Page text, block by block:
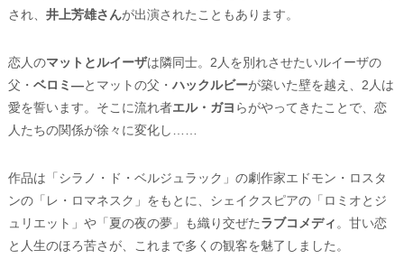
され、 井上芳雄さんが出演されたこともあります。
恋人のマットとルイーザは隣同士。2人を別れさせたいルイーザの
父・ ベロミ―とマットの父・ ハックルビーが築いた壁を越え、2人は
愛を誓います。そこに流れ者エル・ガヨ らがやってきたことで、恋
人たちの関係が徐々に変化し……
作品は「シラノ・ド・ベルジュラック」の劇作家エドモン・ロスタ
ンの「レ・ロマネスク」をもとに、シェイクスピアの「ロミオとジ
ュリエット」や「夏の夜の夢」も織り交ぜたラブコメディ 。甘い恋
と人生のほろ苦さが、これまで多くの観客を魅了しました。